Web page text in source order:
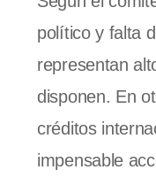
político y falta
representan
disponen. En
créditos
impensable